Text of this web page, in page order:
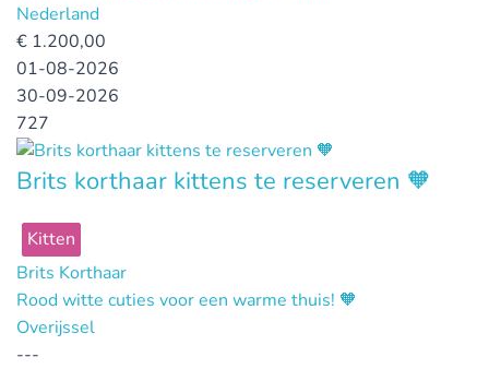
Nederland
€ 1.200,00
01-08-2026
30-09-2026
727
Brits korthaar kittens te reserveren 🧡
Kitten
Brits Korthaar
Rood witte cuties voor een warme thuis! 🧡
Overijssel
---